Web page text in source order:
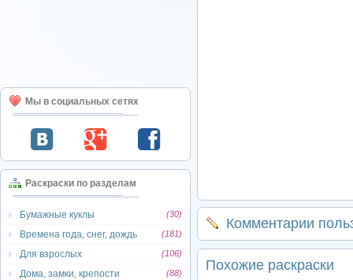
Мы в социальных сетях
Раскраски по разделам
Бумажные куклы (30)
Времена года, снег, дождь (181)
Для взрослых (106)
Дома, замки, крепости (88)
Комментарии
Похожие раскраски